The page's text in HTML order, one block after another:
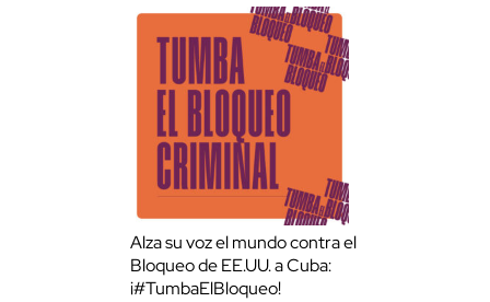
Alza su voz el mundo contra el
Bloqueo de EE.UU. a Cuba:
¡#TumbaElBloqueo!